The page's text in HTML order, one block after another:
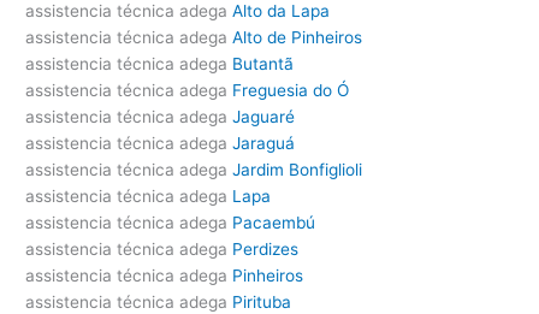
assistencia técnica adega Alto da Lapa
assistencia técnica adega Alto de Pinheiros
assistencia técnica adega Butantã
assistencia técnica adega Freguesia do Ó
assistencia técnica adega Jaguaré
assistencia técnica adega Jaraguá
assistencia técnica adega Jardim Bonfiglioli
assistencia técnica adega Lapa
assistencia técnica adega Pacaembú
assistencia técnica adega Perdizes
assistencia técnica adega Pinheiros
assistencia técnica adega Pirituba